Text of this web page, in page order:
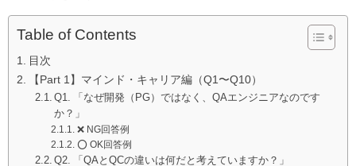
Table of Contents
目次
【Part 1】マインド・キャリア編（Q1〜Q10）
Q1. 「なぜ開発（PG）ではなく、QAエンジニアなのです
か？」
❌ NG回答例
⭕️ OK回答例
Q2. 「QAとQCの違いは何だと考えていますか？」